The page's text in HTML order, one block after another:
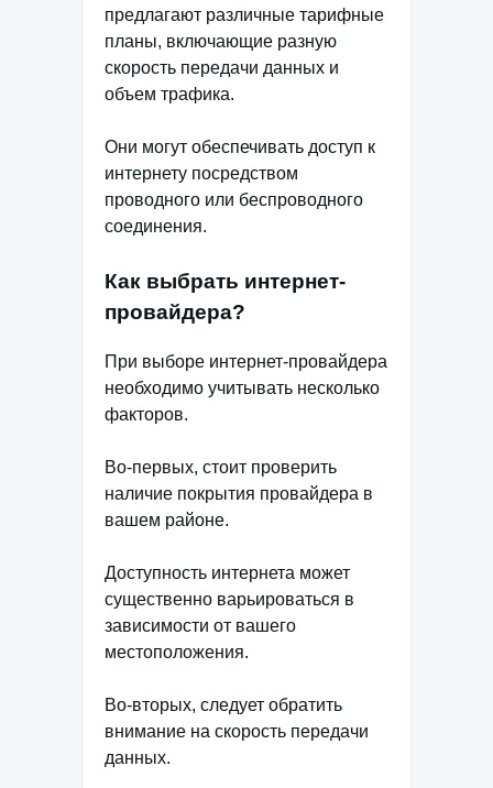
предлагают различные тарифные
планы, включающие разную
скорость передачи данных и
объем трафика.
Они могут обеспечивать доступ к
интернету посредством
проводного или беспроводного
соединения.
Как выбрать интернет-
провайдера?
При выборе интернет-провайдера
необходимо учитывать несколько
факторов.
Во-первых, стоит проверить
наличие покрытия провайдера в
вашем районе.
Доступность интернета может
существенно варьироваться в
зависимости от вашего
местоположения.
Во-вторых, следует обратить
внимание на скорость передачи
данных.